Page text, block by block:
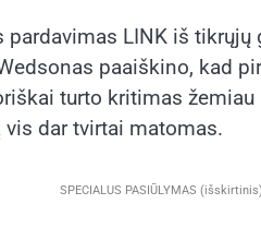
LINK iš
paaiškino, kad
turto kritimas
dar tvirtai matomas.
SPECIALUS PASIŪLYMAS (išskirtinis)